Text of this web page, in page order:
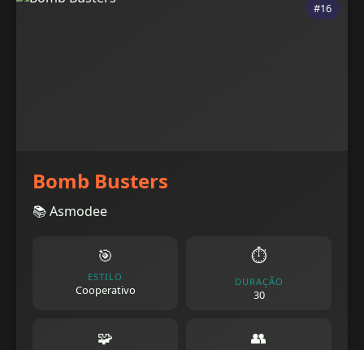
#16
Bomb Busters
📚 Asmodee
🎯
ESTILO
Cooperativo
⏱️
DURAÇÃO
30
🧩 👥